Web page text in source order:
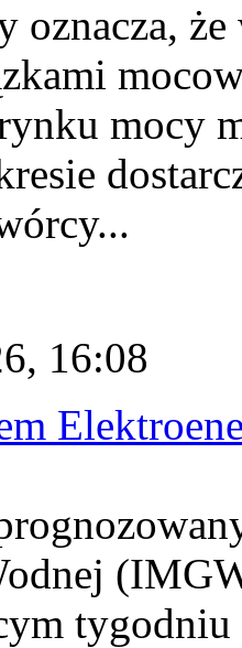
oznacza,
mocy
16:08
tygodniu